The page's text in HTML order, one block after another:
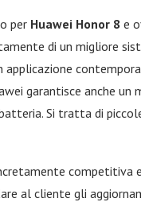
per Huawei Honor 8 e
di un migliore
garantisce anche un
Si tratta di
al cliente gli